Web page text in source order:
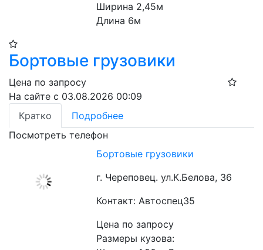
Ширина 2,45м
Длина 6м
Бортовые грузовики
Цена по запросу
На сайте с 03.08.2026 00:09
Кратко
Подробнее
Посмотреть телефон
Бортовые грузовики
г. Череповец. ул.К.Белова, 36
Контакт: Автоспец35
Цена по запросу
Размеры кузова: